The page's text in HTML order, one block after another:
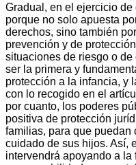
Gradual, en el ejercicio
porque no solo apuesta
derechos, sino también
prevención y de
situaciones de riesgo o
ser la primera y
protección a la infancia, y
con lo recogido en el
por cuanto, los poderes
positiva de protección
familias, para que
cuidado de sus hijos. Así,
intervendrá apoyando a